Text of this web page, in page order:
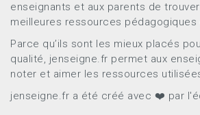
enseignants et aux parents de
meilleures ressources pédagogiques
Parce qu’ils sont les mieux placés
qualité, jenseigne.fr permet aux
noter et aimer les ressources
jenseigne.fr a été créé avec ❤️ par